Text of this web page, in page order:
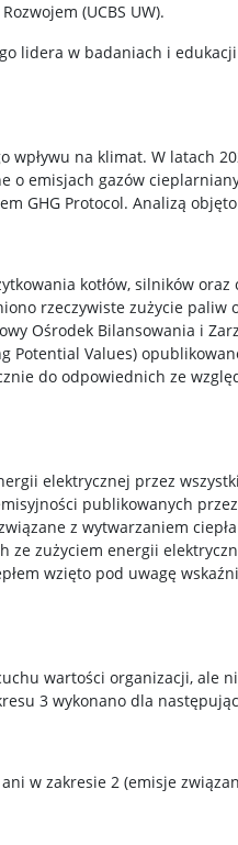
(UCBS UW).
lidera w badaniach i
na klimat. W latach
o emisjach gazów
GHG Protocol. Analizą
kotłów, silników oraz
rzeczywiste zużycie paliw
Ośrodek Bilansowania i
Potential Values)
do odpowiednich ze
elektrycznej przez
publikowanych
z wytwarzaniem
ze zużyciem energii
wzięto pod uwagę
wartości organizacji, ale
3 wykonano dla
w zakresie 2 (emisje